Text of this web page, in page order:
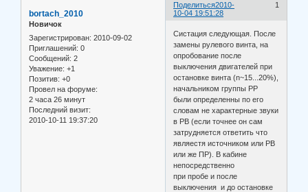
Поделиться 1
2010-
10-04 19:51:28
bortach_2010
Новичок
Зарегистрирован: 2010-09-02
Приглашений: 0
Сообщений: 2
Уважение: +1
Позитив: +0
Провел на форуме:
2 часа 26 минут
Последний визит:
2010-10-11 19:37:20
Систация следующая. После
замены рулевого винта, на
опробование после
выключения двигателей при
остановке винта (n~15...20%),
начальником группы РР
были определенны по его
словам не характерные звуки
в РВ (если точнее он сам
затрудняется ответить что
являестя источником или РВ
или же ПР). В кабине
непосредственно
при пробе и после
выключения и до остановке